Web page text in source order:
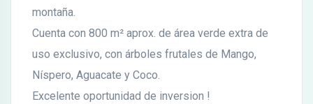
montaña.
Cuenta con 800 m² aprox. de área verde extra de
uso exclusivo, con árboles frutales de Mango,
Níspero, Aguacate y Coco.
Excelente oportunidad de inversion !